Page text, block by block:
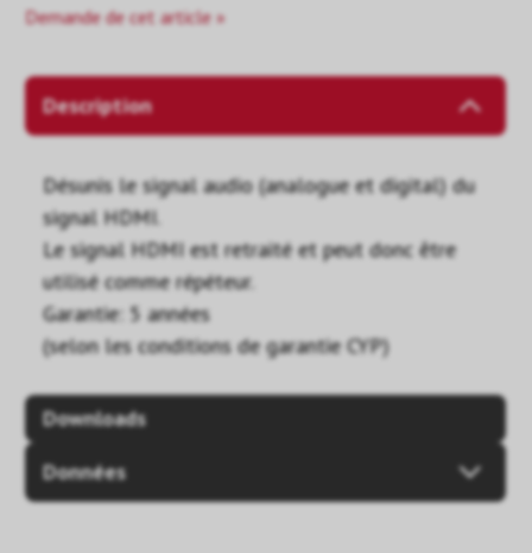
Demande de cet article »
Description
Désunis le signal audio (analogue et digital) du
signal HDMI.
Le signal HDMI est retraité et peut donc être
utilisé comme répéteur.
Garantie: 5 années
(selon les conditions de garantie CYP)
Downloads
Données